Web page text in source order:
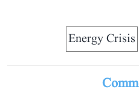
Energy Crisis